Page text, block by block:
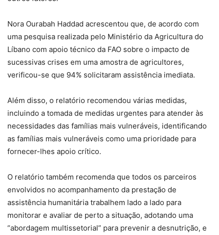
Nora Ourabah Haddad acrescentou que, de acordo com
uma pesquisa realizada pelo Ministério da Agricultura do
Líbano com apoio técnico da FAO sobre o impacto de
sucessivas crises em uma amostra de agricultores,
verificou-se que 94% solicitaram assistência imediata.
Além disso, o relatório recomendou várias medidas,
incluindo a tomada de medidas urgentes para atender às
necessidades das famílias mais vulneráveis, identificando
as famílias mais vulneráveis como uma prioridade para
fornecer-lhes apoio crítico.
O relatório também recomenda que todos os parceiros
envolvidos no acompanhamento da prestação de
assistência humanitária trabalhem lado a lado para
monitorar e avaliar de perto a situação, adotando uma
“abordagem multissetorial” para prevenir a desnutrição, e